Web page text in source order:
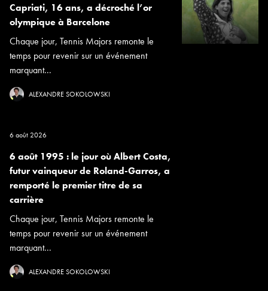
Capriati, 16 ans, a décroché l’or
olympique à Barcelone
Chaque jour, Tennis Majors remonte le
temps pour revenir sur un événement
marquant...
ALEXANDRE SOKOLOWSKI
6 août 2026
6 août 1995 : le jour où Albert Costa,
futur vainqueur de Roland-Garros, a
remporté le premier titre de sa
carrière
Chaque jour, Tennis Majors remonte le
temps pour revenir sur un événement
marquant...
ALEXANDRE SOKOLOWSKI